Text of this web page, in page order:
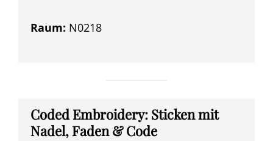
Raum: N0218
Coded Embroidery: Sticken mit
Nadel, Faden & Code